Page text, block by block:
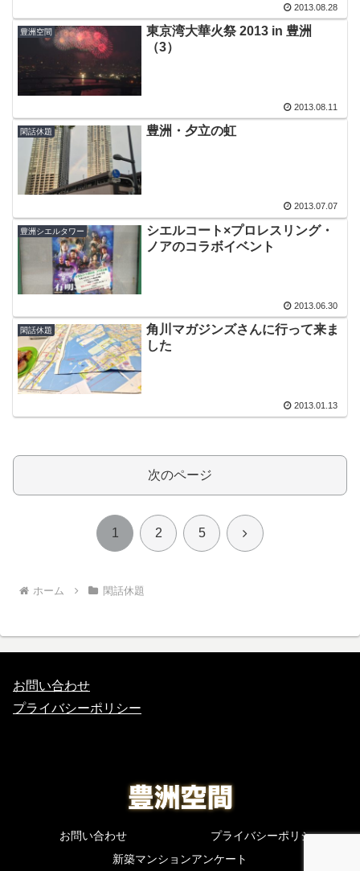
2013.08.28
豊洲空間
東京湾大華火祭 2013 in 豊洲
（3）
2013.08.11
閑話休題 豊洲・夕立の虹
2013.07.07
豊洲シエルタワー
シエルコート×プロレスリング・
ノアのコラボイベント
2013.06.30
閑話休題
角川マガジンズさんに行って来ま
した
2013.01.13
次のページ
1 2 5 次
ホーム 閑話休題
お問い合わせ
プライバシーポリシー
お問い合わせ
プライバシーポリシー
新築マンションアンケート